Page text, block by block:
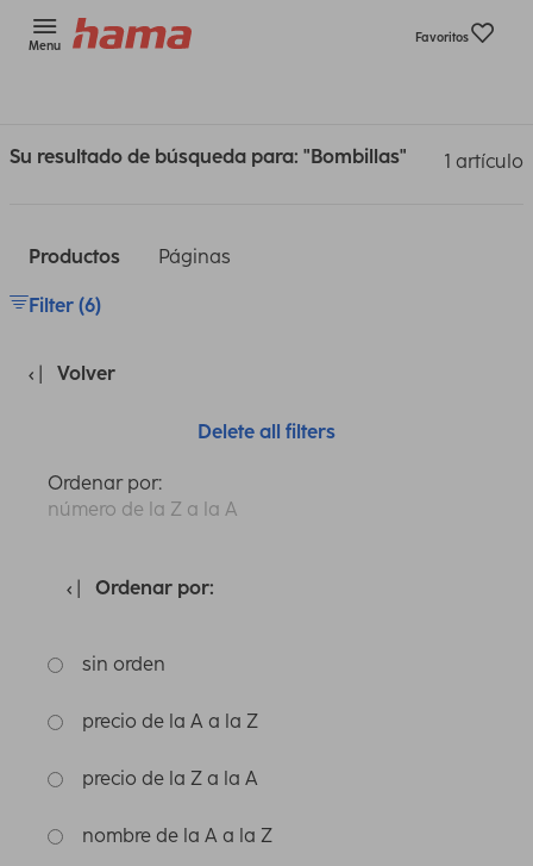
Menu
Favoritos
Su resultado de búsqueda para: "Bombillas" 1 artículo
Productos Páginas
Filter (6)
Volver
Delete all filters
Ordenar por:
número de la Z a la A
Ordenar por:
sin orden
precio de la A a la Z
precio de la Z a la A
nombre de la A a la Z